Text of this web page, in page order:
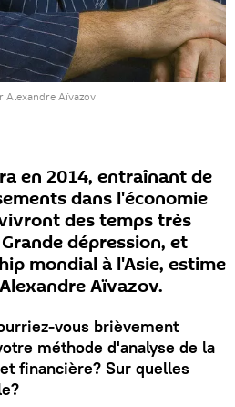
Aïvazov
en 2014, entraînant de
dans l'économie
des temps très
dépression, et
mondial à l'Asie, estime
Aïvazov.
vous brièvement
méthode d'analyse de la
financière? Sur quelles